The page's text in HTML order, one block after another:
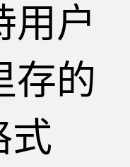
用户
存的
式